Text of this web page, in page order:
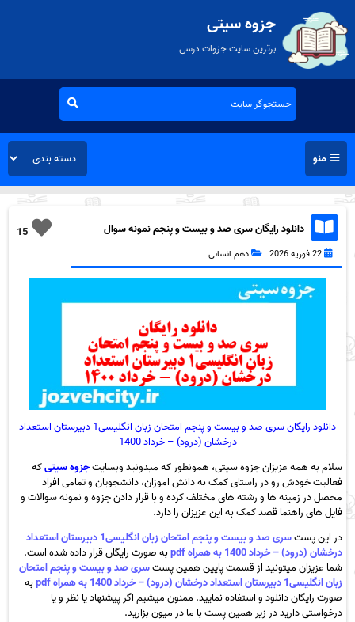
جزوه سیتی
برترین سایت جزوات درسی
منو
15
دانلود رایگان سری صد و بیست و پنجم نمونه سوال
جامعه شناسی دهم انسانی به همراه pdf
22 فوریه 2026 دهم انسانی
دانلود رایگان سری صد و بیست و پنجم امتحان زبان انگلیسی1 دبیرستان استعداد
درخشان (درود) – خرداد 1400
سلام به همه عزیزان جزوه سیتی، همونطور که میدونید وبسایتجزوه سیتیکه
فعالیت خودش رو در راستای کمک به دانش اموزان، دانشجویان و تمامی افراد
محصل در زمینه ها و رشته های مختلف کرده و با قرار دادن جزوه و نمونه سوالات و
فایل های راهنما قصد کمک به این عزیزان را دارد.
در این پست
سری صد و بیست و پنجم امتحان زبان انگلیسی1 دبیرستان استعداد
درخشان (درود) – خرداد 1400 به همراه pdf
به صورت رایگان قرار داده شده است.
شما عزیزان میتونید از قسمت پایین همین پستسری صد و بیست و پنجم امتحان
زبان انگلیسی1 دبیرستان استعداد درخشان (درود) – خرداد 1400 به همراه pdf
به
صورت رایگان دانلود و استفاده نمایید. ممنون میشیم اگر پیشنهاد یا نظر و یا
درخواستی دارید در زیر همین پست با ما در میون بزارید.